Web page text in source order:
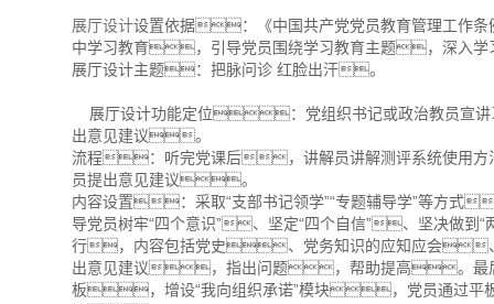
展厅设计设置依据：《中国共产党党员教育管理工作
中学习教育，引导党员围绕学习教育主题，深入
展厅设计主题：把脉问诊 红脸出汗。
展厅设计功能定位：党组织书记或政治教员宣
出意见建议。
流程：听完党课后，讲解员讲解测评系统使用方
员提出意见建议。
内容设置：采取“支部书记领学”“专题辅导学”等方
导党员树牢“四个意识”、坚定“四个自信”、坚决做
行，内容包括党史、党务知识的应知应会
出意见建议，指出问题，帮助提高。最
板，增设“我向组织承诺”模块，党员通过平